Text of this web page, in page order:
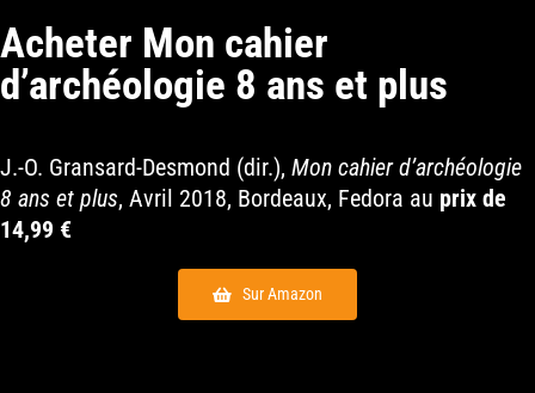
Acheter Mon cahier
d’archéologie 8 ans et plus
J.-O. Gransard-Desmond (dir.), Mon cahier d’archéologie
8 ans et plus, Avril 2018, Bordeaux, Fedora au prix de
14,99 €
Sur Amazon